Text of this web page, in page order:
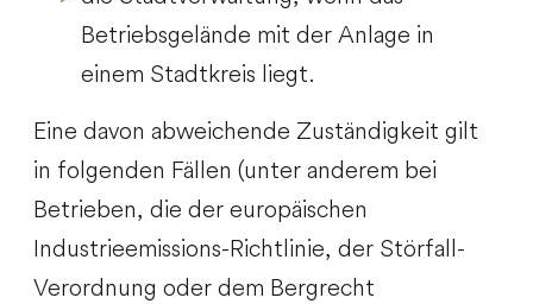
Betriebsgelände mit der Anlage in
einem Stadtkreis liegt.
Eine davon abweichende Zuständigkeit gilt
in folgenden Fällen (unter anderem bei
Betrieben, die der europäischen
Industrieemissions-Richtlinie, der Störfall-
Verordnung oder dem Bergrecht